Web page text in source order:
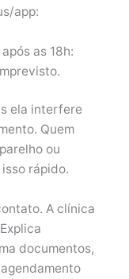
app:
as 18h:
ela interfere
Quem
ou
rápido.
A clínica
documentos,